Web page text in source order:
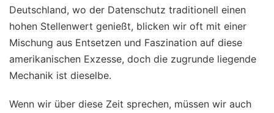
Deutschland, wo der Datenschutz traditionell einen
hohen Stellenwert genießt, blicken wir oft mit einer
Mischung aus Entsetzen und Faszination auf diese
amerikanischen Exzesse, doch die zugrunde liegende
Mechanik ist dieselbe.
Wenn wir über diese Zeit sprechen, müssen wir auch